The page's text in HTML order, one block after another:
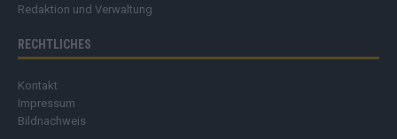
Redaktion und Verwaltung
RECHTLICHES
Kontakt
Impressum
Bildnachweis